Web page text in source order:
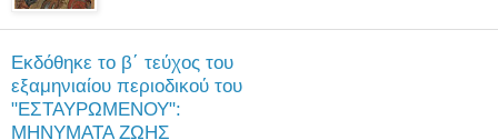
Εκδόθηκε το β΄ τεύχος του
εξαμηνιαίου περιοδικού του
"ΕΣΤΑΥΡΩΜΕΝΟΥ":
ΜΗΝΥΜΑΤΑ ΖΩΗΣ